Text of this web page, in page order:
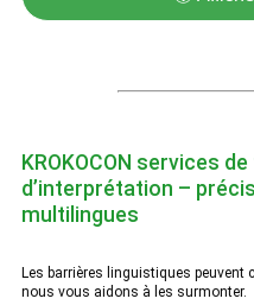
KROKOCON services
d’interprétation –
multilingues
Les barrières linguistiques
nous vous aidons à les surmonter.